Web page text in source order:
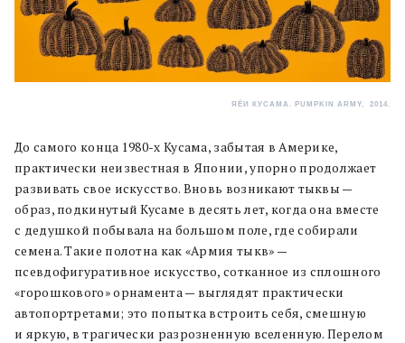
ЯЁИ КУСАМА. PUMPKIN ARMY, 2014.
До самого конца 1980-х Кусама, забытая в Америке,
практически неизвестная в Японии, упорно продолжает
развивать свое искусство. Вновь возникают тыквы —
образ, подкинутый Кусаме в десять лет, когда она вместе
с дедушкой побывала на большом поле, где собирали
семена. Такие полотна как «Армия тыкв» —
псевдофигуративное искусство, сотканное из сплошного
«горошкового» орнамента — выглядят практически
автопортретами; это попытка встроить себя, смешную
и яркую, в трагически разрозненную вселенную. Перелом